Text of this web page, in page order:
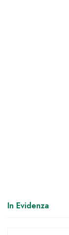
In Evidenza